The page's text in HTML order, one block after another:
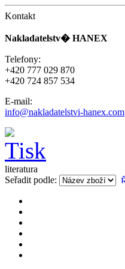
Kontakt
Nakladatelstv� HANEX
Telefony:
+420 777 029 870
+420 724 857 534
E-mail:
info@nakladatelstvi-hanex.com
literatura
Seřadit podle: